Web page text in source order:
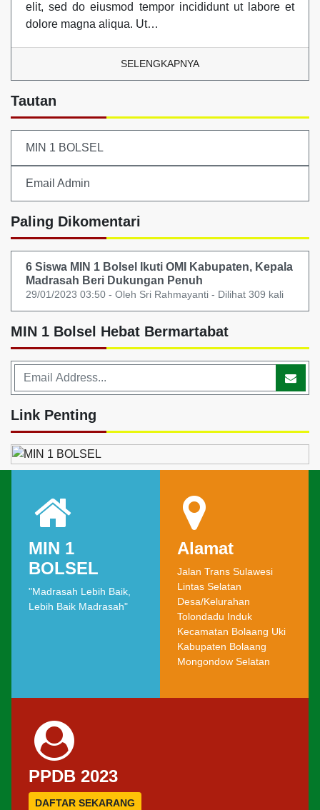
elit, sed do eiusmod tempor incididunt ut labore et
dolore magna aliqua. Ut…
SELENGKAPNYA
Tautan
MIN 1 BOLSEL
Email Admin
Paling Dikomentari
6 Siswa MIN 1 Bolsel Ikuti OMI Kabupaten, Kepala
Madrasah Beri Dukungan Penuh
29/01/2023 03:50 - Oleh Sri Rahmayanti - Dilihat 309 kali
MIN 1 Bolsel Hebat Bermartabat
Link Penting
MIN 1
BOLSEL
"Madrasah Lebih Baik,
Lebih Baik Madrasah"
Alamat
Jalan Trans Sulawesi
Lintas Selatan
Desa/Kelurahan
Tolondadu Induk
Kecamatan Bolaang Uki
Kabupaten Bolaang
Mongondow Selatan
PPDB 2023
DAFTAR SEKARANG